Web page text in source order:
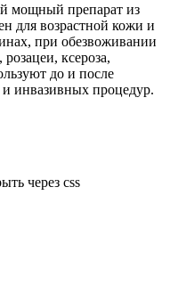
мощный препарат из
для возрастной кожи и
при обезвоживании
ксероза,
до и после
инвазивных процедур.
через css